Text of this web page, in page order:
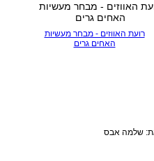
האווזים - מבחר מעשיות
האחים גרים
שלמה אבס